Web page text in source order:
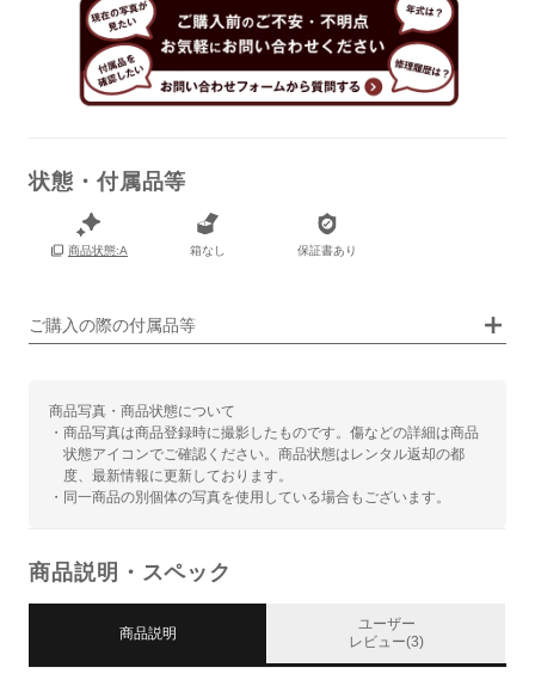
状態・付属品等
商品状態:A 箱なし 保証書あり
ご購入の際の付属品等
商品写真・商品状態について
・商品写真は商品登録時に撮影したものです。傷などの詳細は商品
状態アイコンでご確認ください。商品状態はレンタル返却の都
度、最新情報に更新しております。
・同一商品の別個体の写真を使用している場合もございます。
商品説明・スペック
商品説明
ユーザー
レビュー(3)